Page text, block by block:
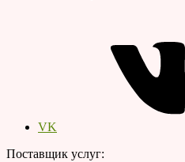
VK
Поставщик услуг: